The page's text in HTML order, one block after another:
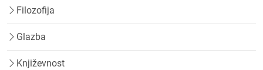
Filozofija
Glazba
Književnost